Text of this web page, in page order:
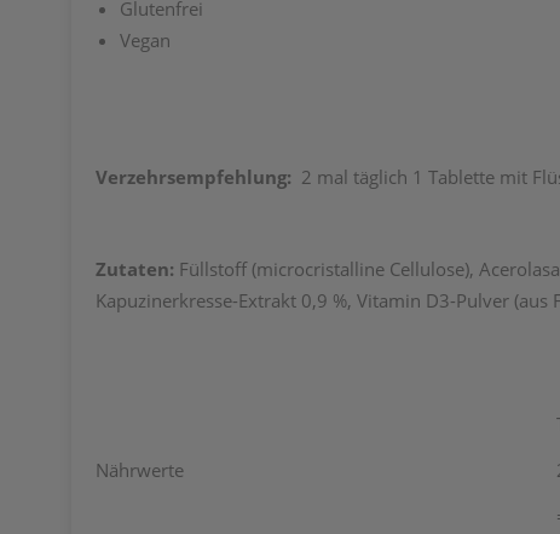
Glutenfrei
Vegan
Verzehrsempfehlung: 2 mal täglich 1 Tablette mit
Zutaten: Füllstoff (microcristalline Cellulose),
Kapuzinerkresse-Extrakt 0,9 %, Vitamin D3-Pulver (aus
Nährwerte